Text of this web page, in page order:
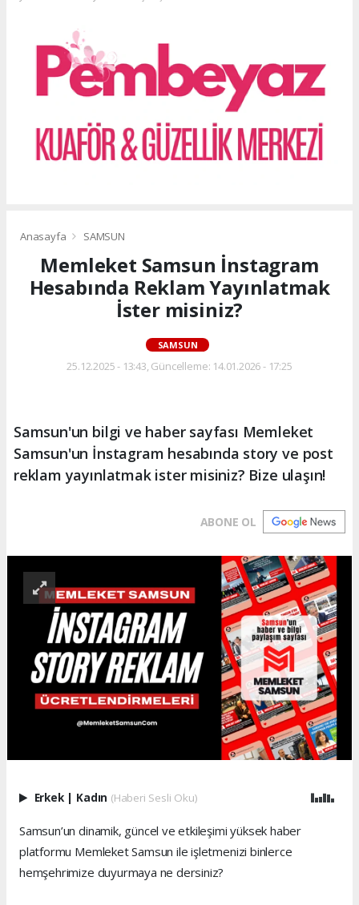
Anasayfa SAMSUN
Memleket Samsun İnstagram
Hesabında Reklam Yayınlatmak
İster misiniz?
SAMSUN
25.12.2025 - 13:43, Güncelleme: 14.01.2026 - 17:25
Samsun'un bilgi ve haber sayfası Memleket
Samsun'un İnstagram hesabında story ve post
reklam yayınlatmak ister misiniz? Bize ulaşın!
ABONE OL
Erkek | Kadın (Haberi Sesli Oku)
Samsun’un dinamik, güncel ve etkileşimi yüksek haber
platformu Memleket Samsun ile işletmenizi binlerce
hemşehrimize duyurmaya ne dersiniz?